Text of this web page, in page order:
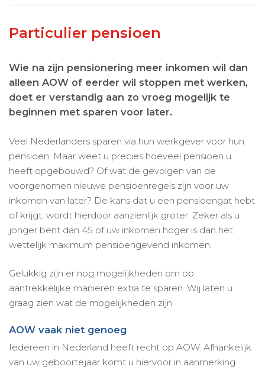
Particulier pensioen
Wie na zijn pensionering meer inkomen wil dan
alleen AOW of eerder wil stoppen met werken,
doet er verstandig aan zo vroeg mogelijk te
beginnen met sparen voor later.
Veel Nederlanders sparen via hun werkgever voor hun
pensioen. Maar weet u precies hoeveel pensioen u
heeft opgebouwd? Of wat de gevolgen van de
voorgenomen nieuwe pensioenregels zijn voor uw
inkomen van later? De kans dat u een pensioengat hebt
of krijgt, wordt hierdoor aanzienlijk groter. Zeker als u
jonger bent dan 45 of uw inkomen hoger is dan het
wettelijk maximum pensioengevend inkomen.
Gelukkig zijn er nog mogelijkheden om op
aantrekkelijke manieren extra te sparen. Wij laten u
graag zien wat de mogelijkheden zijn.
AOW vaak niet genoeg
Iedereen in Nederland heeft recht op AOW. Afhankelijk
van uw geboortejaar komt u hiervoor in aanmerking